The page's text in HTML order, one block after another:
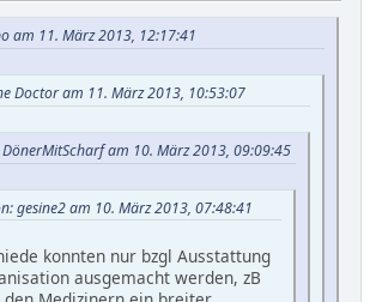
am 11. März 2013, 12:17:41
Doctor am 11. März 2013, 10:53:07
am 10. März 2013, 09:09:45
gesine2 am 10. März 2013, 07:48:41
konnten nur bzgl Ausstattung
ausgemacht werden, zB